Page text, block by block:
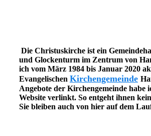
Die Christuskirche ist ein
und Glockenturm im Zentrum von
ich vom März 1984 bis Januar 2020
Evangelischen Kirchengemeinde
Angebote der Kirchengemeinde habe
Website verlinkt. So entgeht ihnen
Sie bleiben auch von hier auf dem